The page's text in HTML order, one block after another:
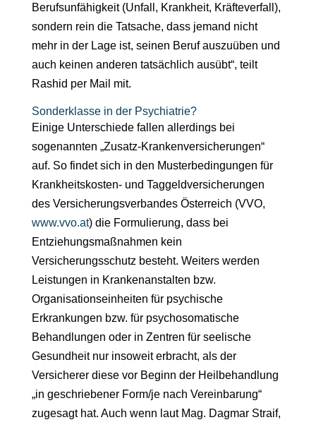
Berufsunfähigkeit (Unfall, Krankheit, Kräfteverfall),
sondern rein die Tatsache, dass jemand nicht
mehr in der Lage ist, seinen Beruf auszuüben und
auch keinen anderen tatsächlich ausübt“, teilt
Rashid per Mail mit.
Sonderklasse in der Psychiatrie?
Einige Unterschiede fallen allerdings bei
sogenannten „Zusatz-Krankenversicherungen“
auf. So findet sich in den Musterbedingungen für
Krankheitskosten- und Taggeldversicherungen
des Versicherungsverbandes Österreich (VVO,
www.vvo.at) die Formulierung, dass bei
Entziehungsmaßnahmen kein
Versicherungsschutz besteht. Weiters werden
Leistungen in Krankenanstalten bzw.
Organisationseinheiten für psychische
Erkrankungen bzw. für psychosomatische
Behandlungen oder in Zentren für seelische
Gesundheit nur insoweit erbracht, als der
Versicherer diese vor Beginn der Heilbehandlung
„in geschriebener Form/je nach Vereinbarung“
zugesagt hat. Auch wenn laut Mag. Dagmar Straif,